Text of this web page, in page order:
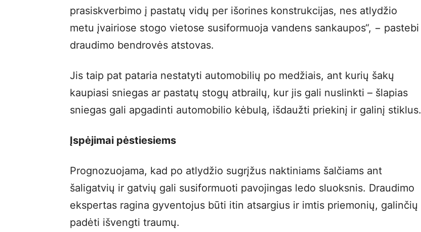
prasiskverbimo į pastatų vidų per išorines konstrukcijas, nes atlydžio
metu įvairiose stogo vietose susiformuoja vandens sankaupos“, − pastebi
draudimo bendrovės atstovas.
Jis taip pat pataria nestatyti automobilių po medžiais, ant kurių šakų
kaupiasi sniegas ar pastatų stogų atbrailų, kur jis gali nuslinkti – šlapias
sniegas gali apgadinti automobilio kėbulą, išdaužti priekinį ir galinį stiklus.
Įspėjimai pėstiesiems
Prognozuojama, kad po atlydžio sugrįžus naktiniams šalčiams ant
šaligatvių ir gatvių gali susiformuoti pavojingas ledo sluoksnis. Draudimo
ekspertas ragina gyventojus būti itin atsargius ir imtis priemonių, galinčių
padėti išvengti traumų.